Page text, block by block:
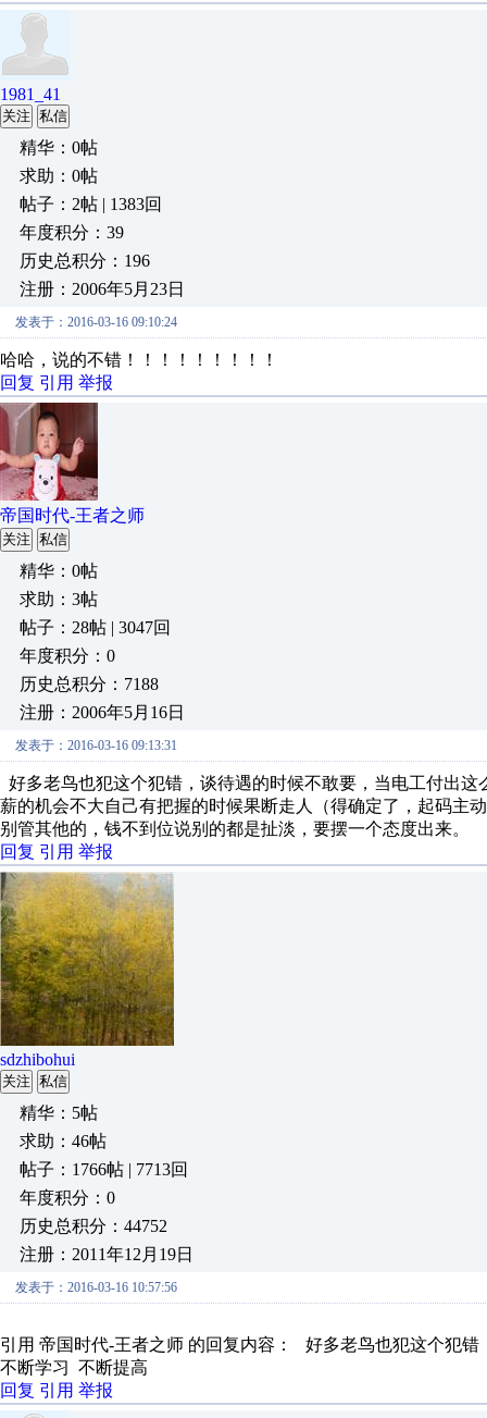
1981_41
关注 私信
精华：0帖
求助：0帖
帖子：2帖 | 1383回
年度积分：39
历史总积分：196
注册：2006年5月23日
发表于：2016-03-16 09:10:24
哈哈，说的不错！！！！！！！！！
回复 引用 举报
帝国时代-王者之师
关注 私信
精华：0帖
求助：3帖
帖子：28帖 | 3047回
年度积分：0
历史总积分：7188
注册：2006年5月16日
发表于：2016-03-16 09:13:31
好多老鸟也犯这个犯错，谈待遇的时候不敢要，当电工付出
薪的机会不大自己有把握的时候果断走人（得确定了，起码主
别管其他的，钱不到位说别的都是扯淡，要摆一个态度出来。
回复 引用 举报
sdzhibohui
关注 私信
精华：5帖
求助：46帖
帖子：1766帖 | 7713回
年度积分：0
历史总积分：44752
注册：2011年12月19日
发表于：2016-03-16 10:57:56
引用 帝国时代-王者之师 的回复内容： 好多老鸟也犯这个犯错
不断学习 不断提高
回复 引用 举报